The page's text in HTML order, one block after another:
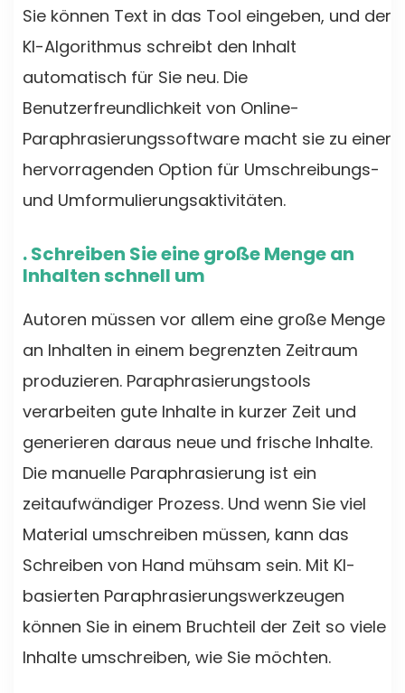
Sie können Text in das Tool eingeben, und der
KI-Algorithmus schreibt den Inhalt
automatisch für Sie neu. Die
Benutzerfreundlichkeit von Online-
Paraphrasierungssoftware macht sie zu einer
hervorragenden Option für Umschreibungs-
und Umformulierungsaktivitäten.
. Schreiben Sie eine große Menge an
Inhalten schnell um
Autoren müssen vor allem eine große Menge
an Inhalten in einem begrenzten Zeitraum
produzieren. Paraphrasierungstools
verarbeiten gute Inhalte in kurzer Zeit und
generieren daraus neue und frische Inhalte.
Die manuelle Paraphrasierung ist ein
zeitaufwändiger Prozess. Und wenn Sie viel
Material umschreiben müssen, kann das
Schreiben von Hand mühsam sein. Mit KI-
basierten Paraphrasierungswerkzeugen
können Sie in einem Bruchteil der Zeit so viele
Inhalte umschreiben, wie Sie möchten.